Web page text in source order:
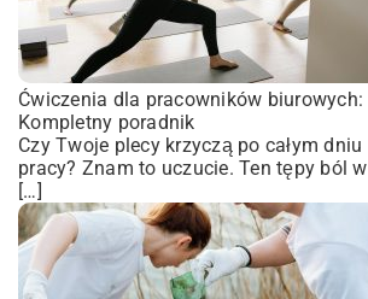
Ćwiczenia dla pracowników biurowych:
Kompletny poradnik
Czy Twoje plecy krzyczą po całym dniu
pracy? Znam to uczucie. Ten tępy ból w
[…]